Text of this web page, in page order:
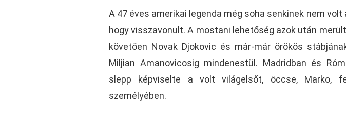
A 47 éves amerikai legenda még soha senkinek nem volt
hogy visszavonult. A mostani lehetőség azok után
követően Novak Djokovic és már-már örökös
Miljian Amanovicosig mindenestül. Madridban és
slepp képviselte a volt világelsőt, öccse, Marko,
személyében.